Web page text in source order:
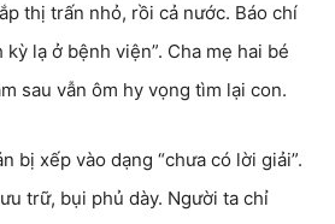
thị trấn nhỏ, rồi cả nước. Báo chí
lạ ở bệnh viện”. Cha mẹ hai bé
sau vẫn ôm hy vọng tìm lại con.
bị xếp vào dạng “chưa có lời giải”.
trữ, bụi phủ dày. Người ta chỉ